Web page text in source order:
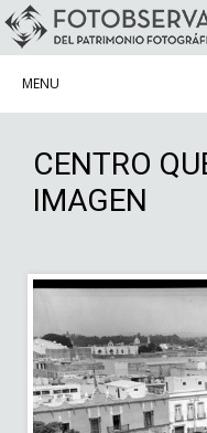
MENU
CENTRO
IMAGEN